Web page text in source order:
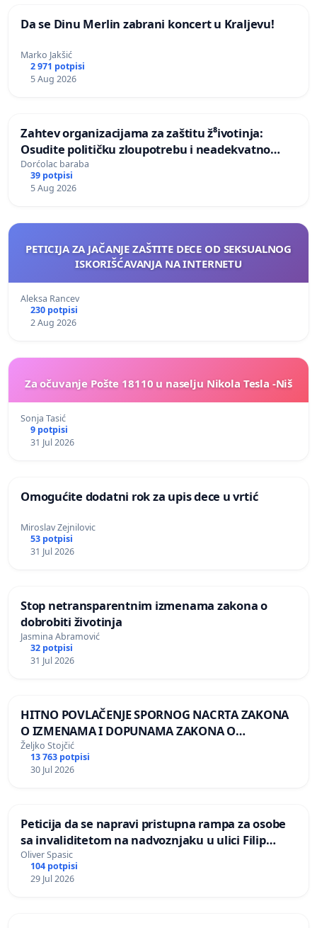
Da se Dinu Merlin zabrani koncert u Kraljevu!
Marko Jakšić
2 971 potpisi
5 Aug 2026
Zahtev organizacijama za zaštitu ž⁸ivotinja:
Osudite političku zloupotrebu i neadekvatno
postupanje Aleksandra Vučića prema
životinjama
Dorćolac baraba
39 potpisi
5 Aug 2026
PETICIJA ZA JAČANJE ZAŠTITE DECE OD SEKSUALNOG
ISKORIŠĆAVANJA NA INTERNETU
Aleksa Rancev
230 potpisi
2 Aug 2026
Za očuvanje Pošte 18110 u naselju Nikola Tesla -Niš
Sonja Tasić
9 potpisi
31 Jul 2026
Omogućite dodatni rok za upis dece u vrtić
Miroslav Zejnilovic
53 potpisi
31 Jul 2026
Stop netransparentnim izmenama zakona o
dobrobiti životinja
Jasmina Abramović
32 potpisi
31 Jul 2026
HITNO POVLAČENJE SPORNOG NACRTA ZAKONA
O IZMENAMA I DOPUNAMA ZAKONA O
DOBROBITI ŽIVOTINJA
Željko Stojčić
13 763 potpisi
30 Jul 2026
Peticija da se napravi pristupna rampa za osobe
sa invaliditetom na nadvoznjaku u ulici Filip
Kljajic u Kragujevcu
Oliver Spasic
104 potpisi
29 Jul 2026